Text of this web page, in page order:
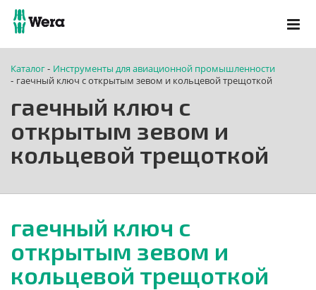
Каталог - Инструменты для авиационной промышленности
- гаечный ключ с открытым зевом и кольцевой трещоткой
гаечный ключ с
открытым зевом и
кольцевой трещоткой
гаечный ключ с
открытым зевом и
кольцевой трещоткой